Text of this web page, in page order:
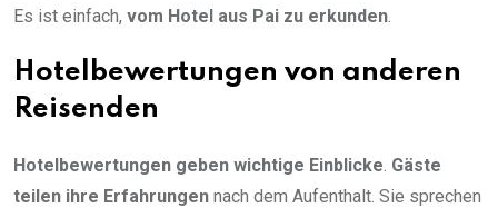
Es ist einfach, vom Hotel aus Pai zu erkunden
Hotelbewertungen von anderen
Reisenden
Hotelbewertungen geben wichtige Einblicke Gäste
teilen ihre Erfahrungen nach dem Aufenthalt. Sie sprechen